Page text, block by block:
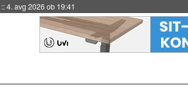
2026 ob 19:41